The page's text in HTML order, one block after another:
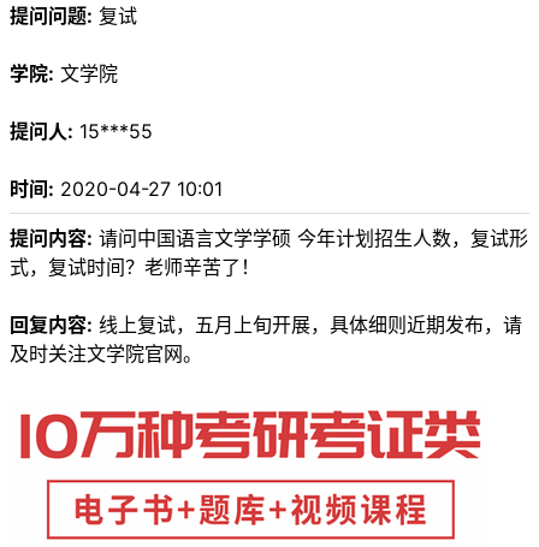
提问问题: 复试
学院: 文学院
提问人: 15***55
时间: 2020-04-27 10:01
提问内容: 请问中国语言文学学硕 今年计划招生人数，复试形
式，复试时间？老师辛苦了！
回复内容: 线上复试，五月上旬开展，具体细则近期发布，请
及时关注文学院官网。